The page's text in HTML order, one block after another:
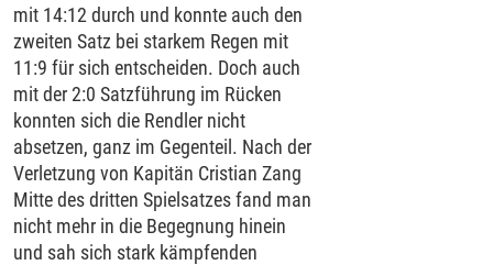
mit 14:12 durch und konnte auch den
zweiten Satz bei starkem Regen mit
11:9 für sich entscheiden. Doch auch
mit der 2:0 Satzführung im Rücken
konnten sich die Rendler nicht
absetzen, ganz im Gegenteil. Nach der
Verletzung von Kapitän Cristian Zang
Mitte des dritten Spielsatzes fand man
nicht mehr in die Begegnung hinein
und sah sich stark kämpfenden